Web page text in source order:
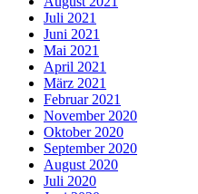
Juli 2021
Juni 2021
Mai 2021
April 2021
März 2021
Februar 2021
November 2020
Oktober 2020
September 2020
August 2020
Juli 2020